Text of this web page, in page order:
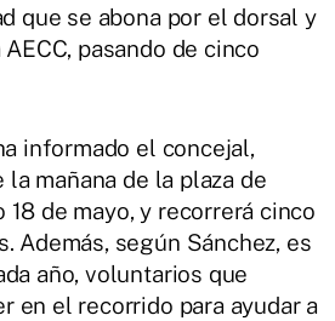
que se abona por el dorsal y
pasando de cinco
informado el concejal,
la mañana de la plaza de
18 de mayo, y recorrerá cinco
Además, según Sánchez, es
año, voluntarios que
en el recorrido para ayudar a